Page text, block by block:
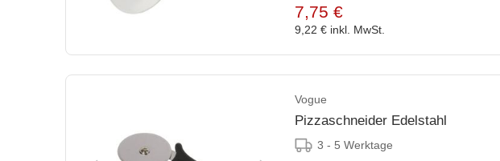
7,75 €
9,22 € inkl. MwSt.
Vogue
Pizzaschneider Edelstahl
3 - 5 Werktage